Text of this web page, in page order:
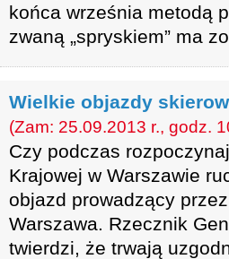
końca września metodą
zwaną „spryskiem” ma
Wielkie objazdy
(Zam: 25.09.2013 r., godz.
Czy podczas
Krajowej w Warszawie
objazd prowadzący
Warszawa. Rzecznik
twierdzi, że trwają